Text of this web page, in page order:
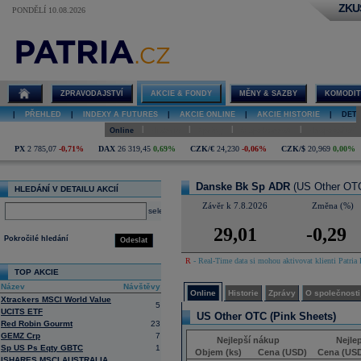
PONDĚLÍ 10.08.2026
Danske Bk Sp
ADR online
ZPRAVODAJSTVÍ AKCIE & FONDY MĚNY & SAZBY
PŘEHLED INDEXY A FUTURES AKCIE ONLINE AKCIE HISTORIE
Online
PX 2 785,07 -0,71% DAX 26 319,45 0,69% CZK/€ 24,230 -0,06% CZK/$ 20,969 0,00%
HLEDÁNÍ V DETAILU AKCIÍ
select
Odeslat
Pokročilé hledání
TOP AKCIE
Název
Návštěvy
Xtrackers MSCI World Value
UCITS ETF
5
Red Robin Gourmt
23
GEMZ Crp
7
Sp US Ps Eqty GBTC
1
Danske Bk Sp ADR (US Other
Závěr k 7.8.2026 Změna (%)
29,01 -0,29
R - Real-Time data si mohou aktivovat klienti
Online Historie Zprávy O společnosti
US Other OTC (Pink Sheets)
Nejlepší nákup
Objem (ks)
Cena (USD)
Cena